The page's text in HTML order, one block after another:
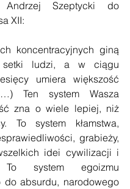
Andrzej Szeptycki do
XII:
koncentracyjnych giną
setki ludzi, a w ciągu
umiera większość
Ten system Wasza
zna o wiele lepiej, niż
To system kłamstwa,
grabieży,
idei cywilizacji i
To system egoizmu
do absurdu, narodowego